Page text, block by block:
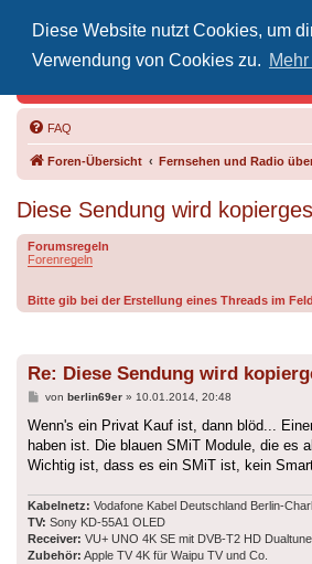
Diese Website nutzt Cookies, um
Verwendung von Cookies zu.
FAQ
Foren-Übersicht Fernsehen und Radio
Diese Sendung wird
Forumsregeln
Forenregeln
Bitte gib bei der Erstellung eines Threads im
Re: Diese Sendung wird
Beitrag
von berlin69er» 10.01.2014, 20:48
Wenn's ein Privat Kauf ist, dann blöd...
haben ist. Die blauen SMiT Module, die es
Wichtig ist, dass es ein SMiT ist, kein
Kabelnetz: Vodafone Kabel Deutschland Berlin-
TV: Sony KD-55A1 OLED
Receiver: VU+ UNO 4K SE mit DVB-T2 HD
Zubehör: Apple TV 4K für Waipu TV und Co.